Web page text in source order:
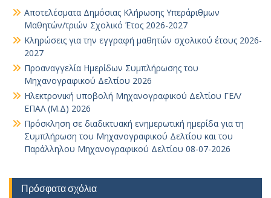
Αποτελέσματα Δημόσιας Κλήρωσης Υπεράριθμων
Μαθητών/τριών Σχολικό Έτος 2026-2027
Κληρώσεις για την εγγραφή μαθητών σχολικού έτους 2026-
2027
Προαναγγελία Ημερίδων Συμπλήρωσης του
Μηχανογραφικού Δελτίου 2026
Ηλεκτρονική υποβολή Μηχανογραφικού Δελτίου ΓΕΛ/
ΕΠΑΛ (Μ.Δ) 2026
Πρόσκληση σε διαδικτυακή ενημερωτική ημερίδα για τη
Συμπλήρωση του Μηχανογραφικού Δελτίου και του
Παράλληλου Μηχανογραφικού Δελτίου 08-07-2026
Πρόσφατα σχόλια